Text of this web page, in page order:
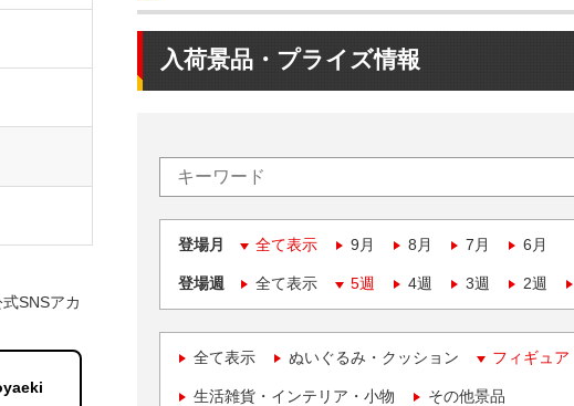
入荷景品・プライズ情報
登場月 全て表示 9月 8月 7月 6月
登場週 全て表示 5週 4週 3週 2週
全て表示 ぬいぐるみ・クッション フィギュア
生活雑貨・インテリア・小物 その他景品
SNSアカ